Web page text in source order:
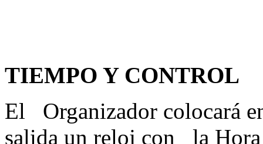
TIEMPO Y CONTROL
El Organizador colocará
salida un reloj con la